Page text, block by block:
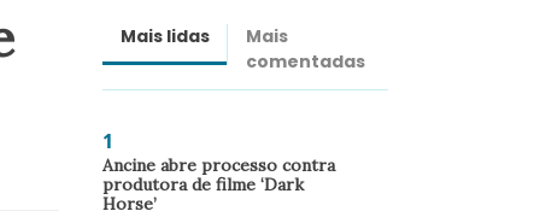
Mais lidas
Mais
comentadas
1
Ancine abre processo contra
produtora de filme ‘Dark
Horse’